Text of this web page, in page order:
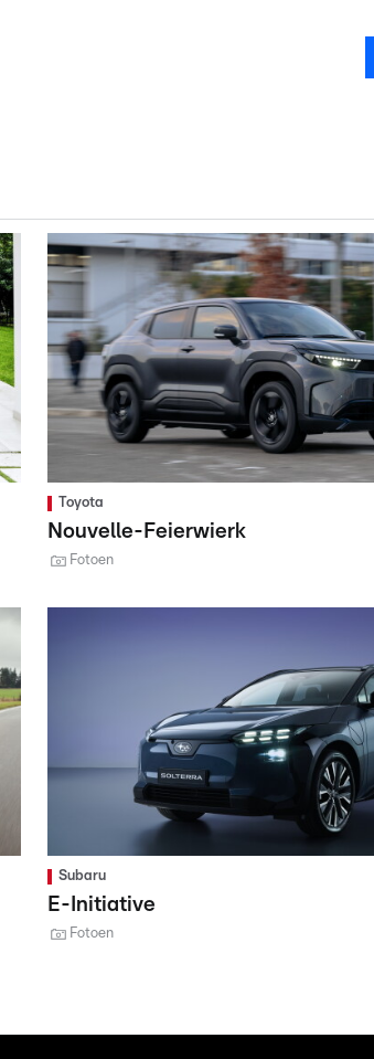
Toyota
Nouvelle-Feierwierk
Fotoen
Subaru
E-Initiative
Fotoen